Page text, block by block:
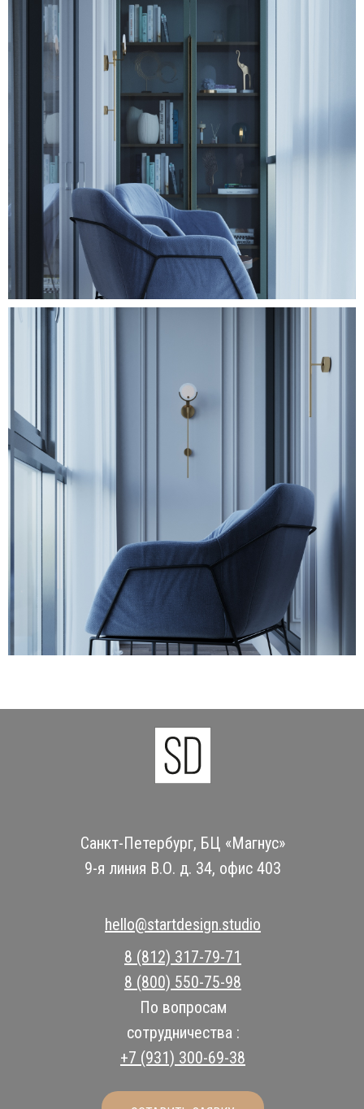
Санкт-Петербург, БЦ «Магнус»
9-я линия В.О. д. 34, офис 403
8 (812) 317-79-71
8 (800) 550-75-98
По вопросам
сотрудничества :
+7 (931) 300-69-38
hello@startdesign.studio